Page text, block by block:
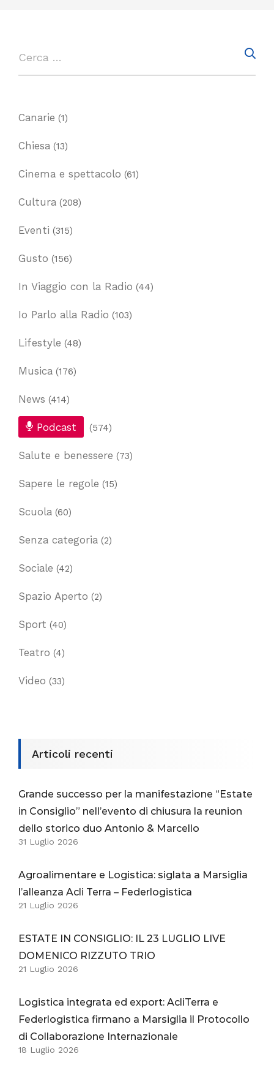
Canarie (1)
Chiesa (13)
Cinema e spettacolo (61)
Cultura (208)
Eventi (315)
Gusto (156)
In Viaggio con la Radio (44)
Io Parlo alla Radio (103)
Lifestyle (48)
Musica (176)
News (414)
Podcast (574)
Salute e benessere (73)
Sapere le regole (15)
Scuola (60)
Senza categoria (2)
Sociale (42)
Spazio Aperto (2)
Sport (40)
Teatro (4)
Video (33)
Articoli recenti
Grande successo per la manifestazione “Estate
in Consiglio” nell’evento di chiusura la reunion
dello storico duo Antonio & Marcello
31 Luglio 2026
Agroalimentare e Logistica: siglata a Marsiglia
l’alleanza Acli Terra – Federlogistica
21 Luglio 2026
ESTATE IN CONSIGLIO: IL 23 LUGLIO LIVE
DOMENICO RIZZUTO TRIO
21 Luglio 2026
Logistica integrata ed export: AcliTerra e
Federlogistica firmano a Marsiglia il Protocollo
di Collaborazione Internazionale
18 Luglio 2026